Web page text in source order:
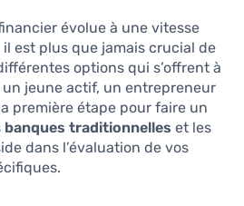
évolue à une vitesse
est plus que jamais crucial de
options qui s’offrent à
un jeune actif, un entrepreneur
première étape pour faire un
banques traditionnelles et les
dans l’évaluation de vos